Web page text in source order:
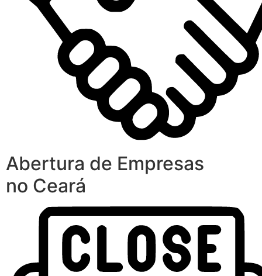
Abertura de Empresas
no Ceará